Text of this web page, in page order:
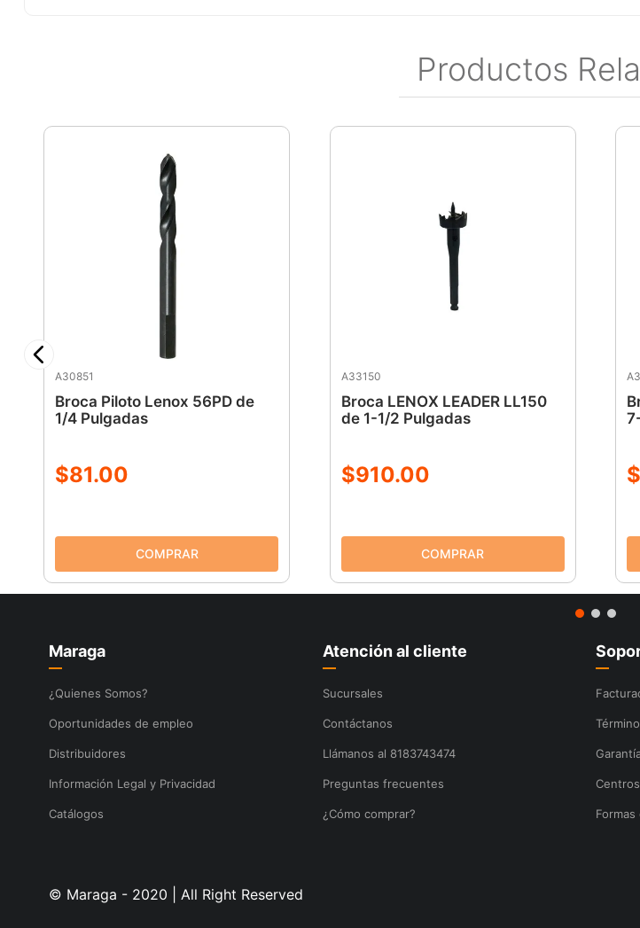
Productos
A30851
Broca Piloto Lenox 56PD de
1/4 Pulgadas
$81.00
A33150
Broca LENOX LEADER LL150
de 1-1/2 Pulgadas
$910.00 $
Maraga
¿Quienes Somos?
Oportunidades de empleo
Distribuidores
Información Legal y Privacidad
Catálogos
Atención al cliente
Sucursales
Contáctanos
Llámanos al 8183743474
Preguntas frecuentes
¿Cómo comprar? Formas
© Maraga - 2020 | All Right Reserved